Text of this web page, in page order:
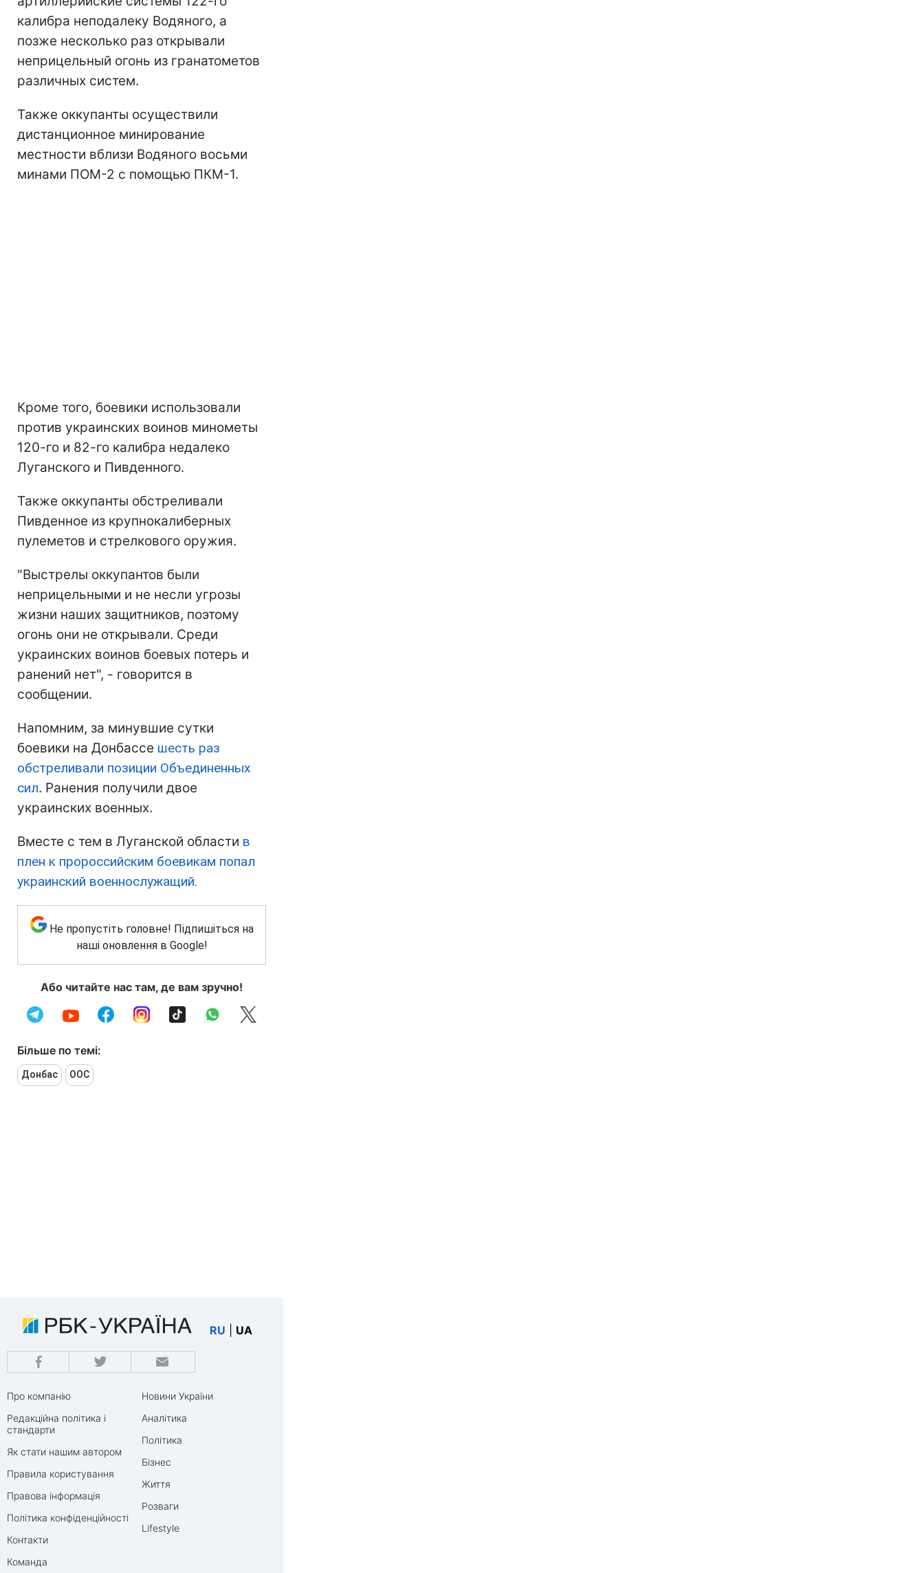
калибра неподалеку Водяного, а
позже несколько раз открывали
неприцельный огонь из гранатометов
различных систем.
Также оккупанты осуществили
дистанционное минирование
местности вблизи Водяного восьми
минами ПОМ-2 с помощью ПКМ-1.
Кроме того, боевики использовали
против украинских воинов минометы
120-го и 82-го калибра недалеко
Луганского и Пивденного.
Также оккупанты обстреливали
Пивденное из крупнокалиберных
пулеметов и стрелкового оружия.
"Выстрелы оккупантов были
неприцельными и не несли угрозы
жизни наших защитников, поэтому
огонь они не открывали. Среди
украинских воинов боевых потерь и
ранений нет", - говорится в
сообщении.
Напомним, за минувшие сутки
боевики на Донбассе шесть раз
обстреливали позиции Объединенных
сил. Ранения получили двое
украинских военных.
Вместе с тем в Луганской области в
плен к пророссийским боевикам попал
украинский военнослужащий.
Не пропустіть головне! Підпишіться на
наші оновлення в Google!
Або читайте нас там, де вам зручно!
Більше по темі:
Донбас ООС
RU UA
Про компанію
Редакційна політика і
стандарти
Як стати нашим автором
Правила користування
Правова інформація
Політика конфіденційності
Контакти
Команда
Новини України
Аналітика
Політика
Бізнес
Життя
Розваги
Lifestyle